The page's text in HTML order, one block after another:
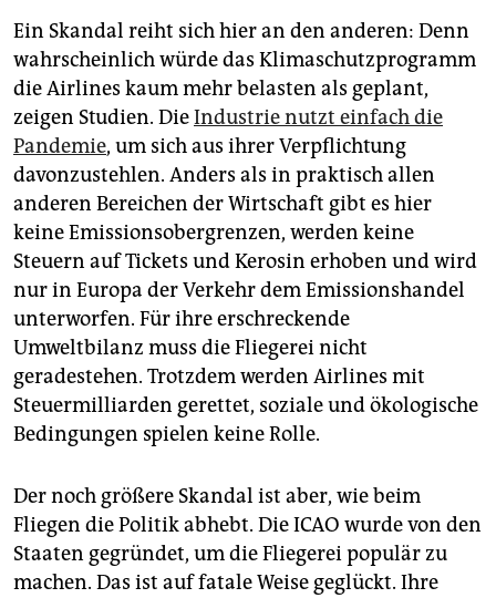
Ein Skandal reiht sich hier an den anderen: Denn
wahrscheinlich würde das Klimaschutzprogramm
die Airlines kaum mehr belasten als geplant,
zeigen Studien. DieIndustrie nutzt einfach die
Pandemie, um sich aus ihrer Verpflichtung
davonzustehlen. Anders als in praktisch allen
anderen Bereichen der Wirtschaft gibt es hier
keine Emis­sions­obergrenzen, werden keine
Steuern auf Tickets und Kerosin erhoben und wird
nur in Europa der Verkehr dem Emissionshandel
unterworfen. Für ihre erschreckende
Umweltbilanz muss die Fliegerei nicht
geradestehen. Trotzdem werden Airlines mit
Steuermilliarden gerettet, soziale und ökologische
Bedingungen spielen keine Rolle.
Der noch größere Skandal ist aber, wie beim
Fliegen die Politik abhebt. Die ICAO wurde von den
Staaten gegründet, um die Fliegerei populär zu
machen. Das ist auf fatale Weise geglückt. Ihre